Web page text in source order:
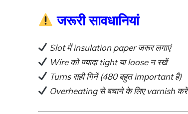
जरूरी सावधानियां
Slot में insulation paper जरूर लगाएं
Wire को ज्यादा tight या loose न रखें
Turns सही गिनें (480 बहुत important है)
Overheating से बचाने के लिए varnish करें